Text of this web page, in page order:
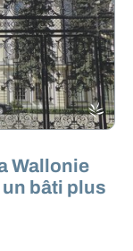
Wallonie
bâti plus